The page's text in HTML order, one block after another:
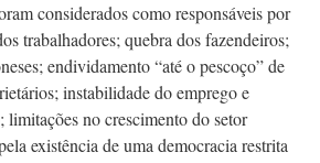
considerados como responsáveis por
trabalhadores; quebra dos fazendeiros;
endividamento “até o pescoço” de
instabilidade do emprego e
limitações no crescimento do setor
existência de uma democracia restrita